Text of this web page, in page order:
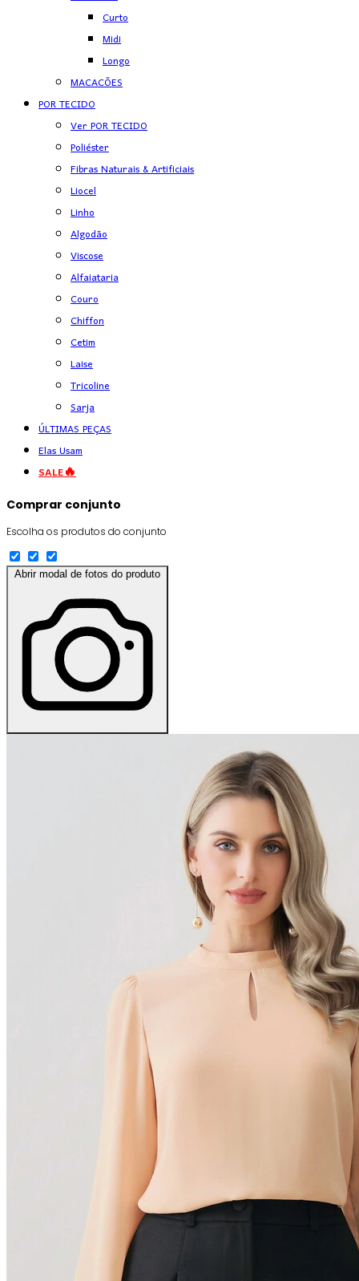
Curto
Midi
Longo
MACACÕES
POR TECIDO
Ver POR TECIDO
Poliéster
Fibras Naturais & Artificiais
Liocel
Linho
Algodão
Viscose
Alfaiataria
Couro
Chiffon
Cetim
Laise
Tricoline
Sarja
ÚLTIMAS PEÇAS
Elas Usam
SALE🔥
Comprar conjunto
Escolha os produtos do conjunto
Abrir modal de fotos do produto